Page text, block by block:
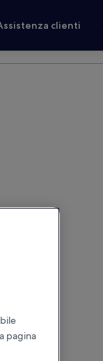
clienti
pagina